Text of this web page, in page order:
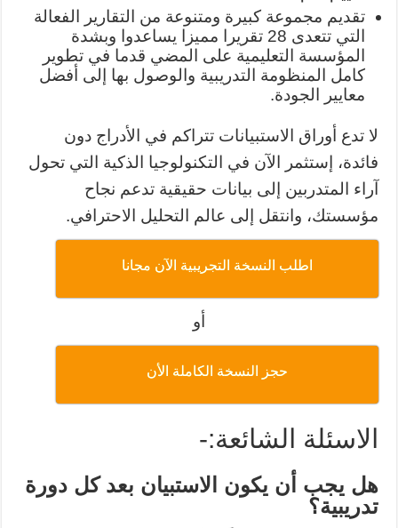
تقديم مجموعة كبيرة ومتنوعة من التقارير الفعالة
التي تتعدى 28 تقريرا مميزا يساعدوا وبشدة
المؤسسة التعليمية على المضي قدما في تطوير
كامل المنظومة التدريبية والوصول بها إلى أفضل
معايير الجودة.
لا تدع أوراق الاستبيانات تتراكم في الأدراج دون
فائدة، إستثمر الآن في التكنولوجيا الذكية التي تحول
آراء المتدربين إلى بيانات حقيقية تدعم نجاح
مؤسستك، وانتقل إلى عالم التحليل الاحترافي.
اطلب النسخة التجريبية الآن مجانا
أو
حجز النسخة الكاملة الأن
الاسئلة الشائعة:-
هل يجب أن يكون الاستبيان بعد كل دورة
تدريبية؟